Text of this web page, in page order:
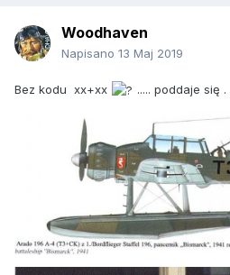
Woodhaven
Napisano 13 Maj 2019
Bez kodu xx+xx ..... poddaje się .